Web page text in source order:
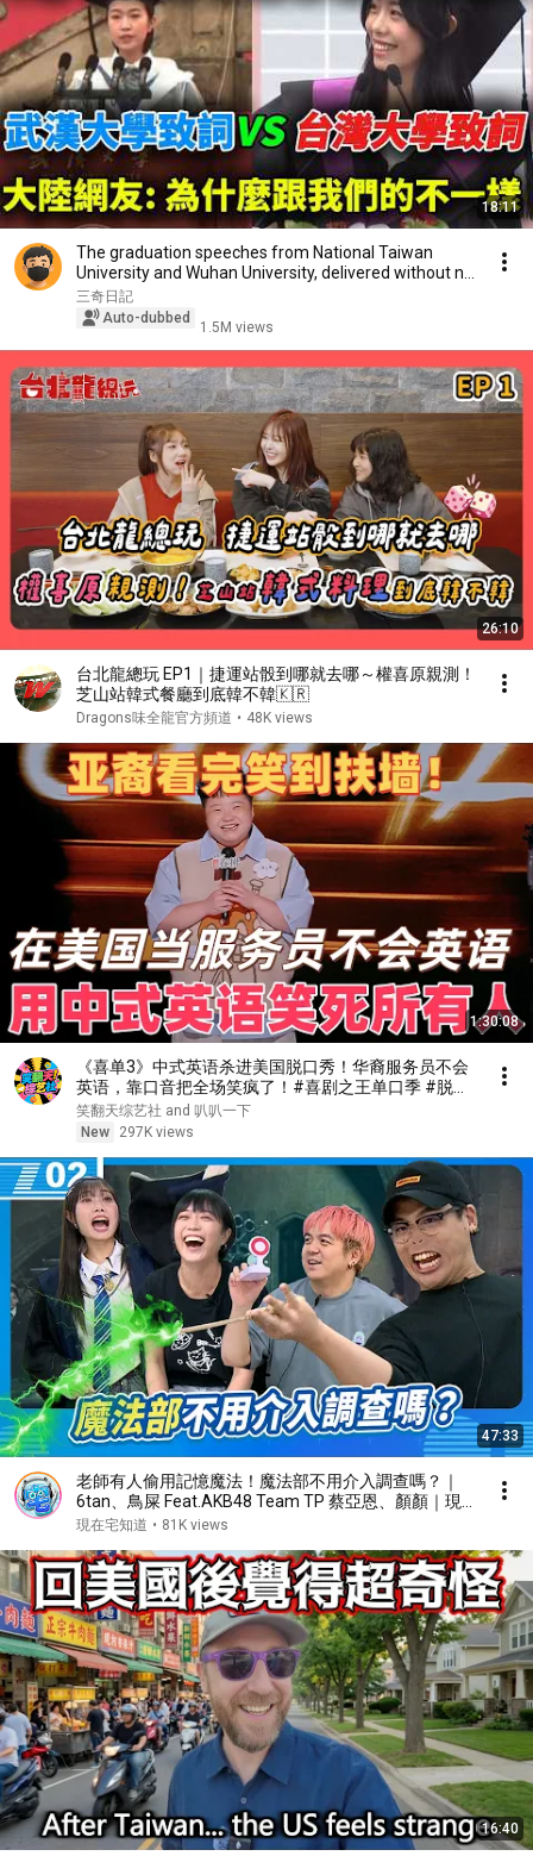
18:11
The graduation speeches from National Taiwan
University and Wuhan University, delivered without n...
三奇日記
Auto-dubbed
1.5M views
26:10
台北龍總玩 EP1｜捷運站骰到哪就去哪～權喜原親測！
芝山站韓式餐廳到底韓不韓🇰🇷
Dragons味全龍官方頻道 • 48K views
1:30:08
《喜单3》中式英语杀进美国脱口秀！华裔服务员不会
英语，靠口音把全场笑疯了！#喜剧之王单口季 #脱口
秀 #搞笑 #喜剧 #funny #综艺
笑翻天综艺社 and 叭叭一下
New
297K views
47:33
老師有人偷用記憶魔法！魔法部不用介入調查嗎？｜
6tan、鳥屎 Feat.AKB48 Team TP 蔡亞恩、顏顏｜現
在宅知道 VOD｜20251112｜P2
現在宅知道 • 81K views
16:40